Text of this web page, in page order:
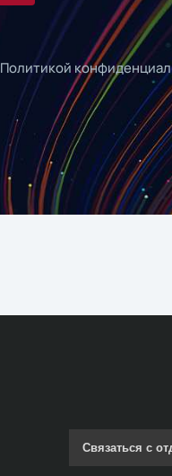
Политикой
Связаться с